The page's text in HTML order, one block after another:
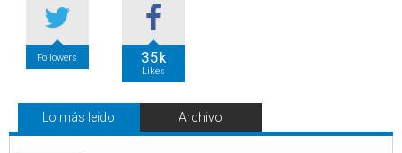
Followers 35k
Likes
Lo más leido Archivo